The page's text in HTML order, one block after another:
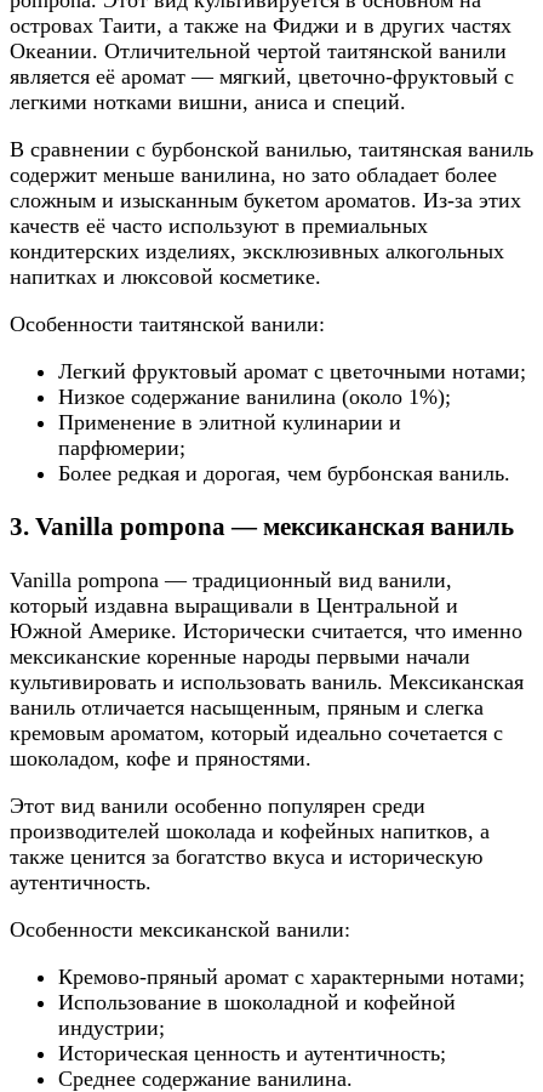
островах Таити, а также на Фиджи и в других частях
Океании. Отличительной чертой таитянской ванили
является её аромат — мягкий, цветочно-фруктовый с
легкими нотками вишни, аниса и специй.
В сравнении с бурбонской ванилью, таитянская ваниль
содержит меньше ванилина, но зато обладает более
сложным и изысканным букетом ароматов. Из-за этих
качеств её часто используют в премиальных
кондитерских изделиях, эксклюзивных алкогольных
напитках и люксовой косметике.
Особенности таитянской ванили:
Легкий фруктовый аромат с цветочными нотами;
Низкое содержание ванилина (около 1%);
Применение в элитной кулинарии и
парфюмерии;
Более редкая и дорогая, чем бурбонская ваниль.
3. Vanilla pompona — мексиканская ваниль
Vanilla pompona — традиционный вид ванили,
который издавна выращивали в Центральной и
Южной Америке. Исторически считается, что именно
мексиканские коренные народы первыми начали
культивировать и использовать ваниль. Мексиканская
ваниль отличается насыщенным, пряным и слегка
кремовым ароматом, который идеально сочетается с
шоколадом, кофе и пряностями.
Этот вид ванили особенно популярен среди
производителей шоколада и кофейных напитков, а
также ценится за богатство вкуса и историческую
аутентичность.
Особенности мексиканской ванили:
Кремово-пряный аромат с характерными нотами;
Использование в шоколадной и кофейной
индустрии;
Историческая ценность и аутентичность;
Среднее содержание ванилина.